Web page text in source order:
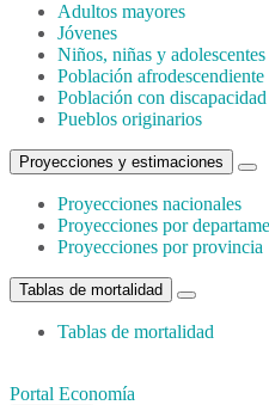
Adultos mayores
Jóvenes
Niños, niñas y adolescentes
Población afrodescendiente
Población con discapacidad
Pueblos originarios
Proyecciones y estimaciones
Proyecciones nacionales
Proyecciones por
Proyecciones por provincia
Tablas de mortalidad
Tablas de mortalidad
Portal Economía